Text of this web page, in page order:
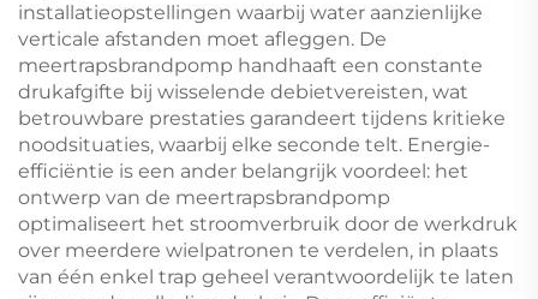
installatieopstellingen waarbij water aanzienlijke
verticale afstanden moet afleggen. De
meertrapsbrandpomp handhaaft een constante
drukafgifte bij wisselende debietvereisten, wat
betrouwbare prestaties garandeert tijdens kritieke
noodsituaties, waarbij elke seconde telt. Energie-
efficiëntie is een ander belangrijk voordeel: het
ontwerp van de meertrapsbrandpomp
optimaliseert het stroomverbruik door de werkdruk
over meerdere wielpatronen te verdelen, in plaats
van één enkel trap geheel verantwoordelijk te laten